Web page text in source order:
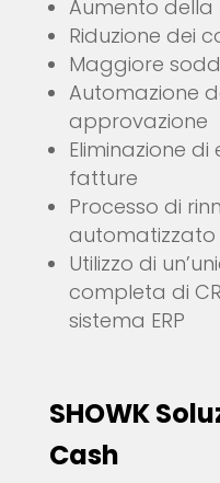
Aumento
Riduzione dei
Maggiore
Automazione
approvazione
Eliminazione
fatture
Processo di
automatizzato
Utilizzo di
completa di
sistema ERP
SHOWK
Cash